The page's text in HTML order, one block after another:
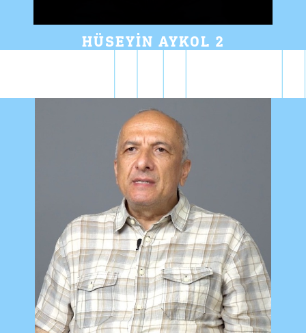
HÜSEYIN AYKOL 2